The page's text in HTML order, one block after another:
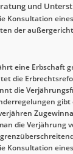
und
Konsultation
der
eine Erbschaft
die
die
die Verjährung
Konsultation